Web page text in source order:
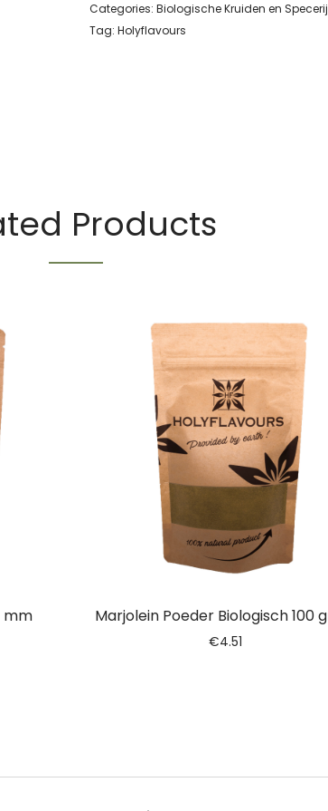
Categories: Biologische Kruiden en
Tag: Holyflavours
Products
mm
Marjolein Poeder Biologisch 100
€4.51